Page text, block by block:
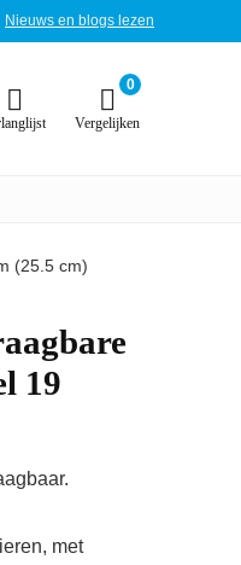
Nieuws en blogs lezen
0
Vergelijken
(25.5 cm)
19
met